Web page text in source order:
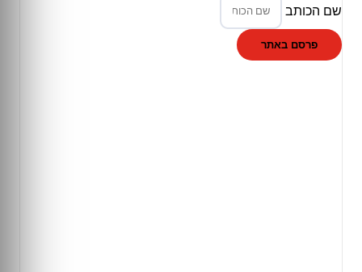
שם הכותב
פרסם באתר